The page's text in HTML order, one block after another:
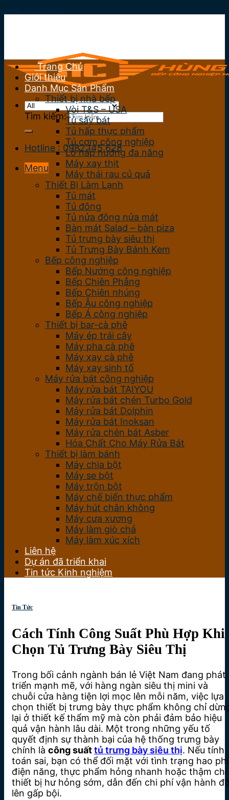
Tìm kiếm:
Hotline : 0982.145.628
Menu
Trang Chủ
Giới thiệu
Danh Mục Sản Phẩm
Thiết bị nhà bếp
Vòi T&S – USA
Tủ sấy bát
Tủ hấp thực phẩm
Tủ cơm công nghiệp
Lò hấp nướng đa năng
Máy xay thịt
Máy thái rau củ quả
Thiết Bị Làm Lạnh
Tủ mát
Tủ đông
Tủ nửa đông nửa mát
Bàn mát Salad – bàn piza
Tủ trưng bày siêu thị
Tủ Trưng Bày Bánh Kem
Bếp công nghiệp
Bếp Nướng công nghiệp
Bếp Chiên Phẳng
Bếp Chiên nhúng
Bếp Âu công nghiệp
Bếp Á công nghiệp
Thiết bị bar-cà phê
Máy ép trái cây
Máy pha cà phê
Máy xay cà phê
Máy xay sinh tố
Máy rửa bát công nghiệp
Máy rửa bát TAIYOU
Máy rửa bát chén Turbo Gold
Máy rửa bát Dolphin
Máy rửa bát Inoksan
Máy rửa chén bát Asber
Hóa Chất Cho Máy Rửa Bát
Thiết bị làm bánh
Máy chia bột
Máy se bột
Máy trộn bột
Máy chế biến thực phẩm
Máy hút chân không
Máy cưa xương
Máy làm giò chả
Máy làm xúc xích
Liên hệ
Dự án đã triển khai
Tin tức Kinh nghiệm
Tin Tức
Cách Tính Công Suất Phù Hợp Khi
Chọn Tủ Trưng Bày Siêu Thị
Trong bối cảnh ngành bán lẻ Việt Nam đang phát
triển mạnh mẽ, với hàng ngàn siêu thị mini và
chuỗi cửa hàng tiện lợi mọc lên mỗi năm, việc lựa
chọn thiết bị trưng bày thực phẩm không chỉ
lại ở thiết kế thẩm mỹ mà còn phải đảm bảo hiệu
quả vận hành lâu dài. Một trong những yếu tố
quyết định sự thành bại của hệ thống trưng bày
chính là công suấttủ trưng bày siêu thị. Nếu tính
toán sai, bạn có thể đối mặt với tình trạng hao phí
điện năng, thực phẩm hỏng nhanh hoặc thậm chí
thiết bị hư hỏng sớm, dẫn đến chi phí vận hành
lên gấp bội.